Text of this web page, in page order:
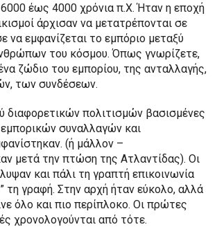
έως 4000 χρόνια π.Χ. Ήταν η εποχή
άρχισαν να μετατρέπονται σε
να εμφανίζεται το εμπόριο μεταξύ
του κόσμου. Όπως γνωρίζετε,
ένα ζώδιο του εμπορίου, της ανταλλαγής,
των συνδέσεων.
διαφορετικών πολιτισμών βασισμένες
συναλλαγών και
(ή μάλλον –
μετά την πτώση της Ατλαντίδας). Οι
και πάλι τη γραπτή επικοινωνία
τη γραφή. Στην αρχή ήταν εύκολο, αλλά
όλο και πιο περίπλοκο. Οι πρώτες
χρονολογούνται από τότε.